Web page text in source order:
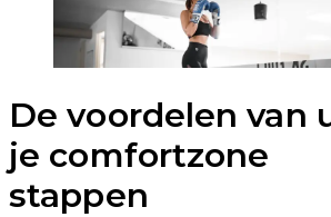
De voordelen van
je comfortzone
stappen